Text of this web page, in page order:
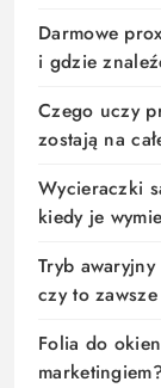
Darmowe
i gdzie
Czego uczy
zostają na
Wycieraczki
kiedy je
Tryb
czy to
Folia do